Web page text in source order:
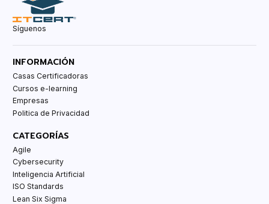
Síguenos
INFORMACIÓN
Casas Certificadoras
Cursos e-learning
Empresas
Politica de Privacidad
CATEGORÍAS
Agile
Cybersecurity
Inteligencia Artificial
ISO Standards
Lean Six Sigma